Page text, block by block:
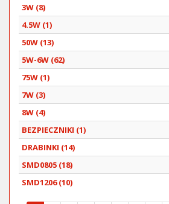
3W (8)
4.5W (1)
50W (13)
5W-6W (62)
75W (1)
7W (3)
8W (4)
BEZPIECZNIKI (1)
DRABINKI (14)
SMD0805 (18)
SMD1206 (10)